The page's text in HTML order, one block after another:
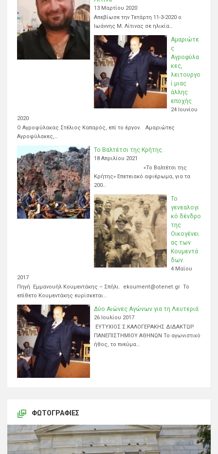
13 Μαρτίου 2020
Απεβίωσε την Τετάρτη 11-3-2020 ο
Ιωάννης Μ. Λίτινας σε ηλικία…
Αμαριώτε
ς
Αγροφύλα
κες,
λειτουργο
ί μιας
άλλης
εποχής
24 Ιουνίου
2020
Ο Αγροφύλακας Στέλιος Καπαρός, επί το έργον. Αμαριώτες
Αγροφύλακες,…
Το Βαλτέτσι της Κρήτης.
18 Απριλίου 2021
«Το Βαλτέτσι της
Κρήτης» Επετειακό αφιέρωμα, για τα
200…
Το
γενεαλογι
κό δένδρο
της
Οικογένει
ας των
Κουμεντά
δων.
4 Μαΐου
2017
Πηγή Εμμανουήλ Κουμεντάκης – Σπήλι. ekoument@otenet.gr Το
επίθετο Κουμεντάκης ευρίσκεται…
Δύο Αιώνες Αγώνων για τη Λευτεριά
26 Ιουλίου 2017
ΕΥΤΥΧΙΟΣ Σ.ΚΑΛΟΓΕΡΑΚΗΣ ΔΙΔΑΚΤΩΡ
ΠΑΝΕΠΙΣΤΗΜΙΟΥ ΑΘΗΝΩΝ Το αγωνιστικό
ήθος, το πνεύμα…
ΦΩΤΟΓΡΑΦΊΕΣ